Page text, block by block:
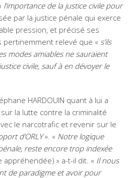
l’importance de la justice civile pour
par la justice pénale qui exerce
pression, et précisé ses
pertinemment relevé que « s’ils
modes amiables ne sauraient
civile, sauf à en dévoyer le
HARDOUIN quant à lui a
la lutte contre la criminalité
le narcotrafic et revenir sur le
d’ORLY». « Notre logique
reste encore trop indexée
appréhendée) » a-t-il dit. « Il nous
de paradigme et avoir pour